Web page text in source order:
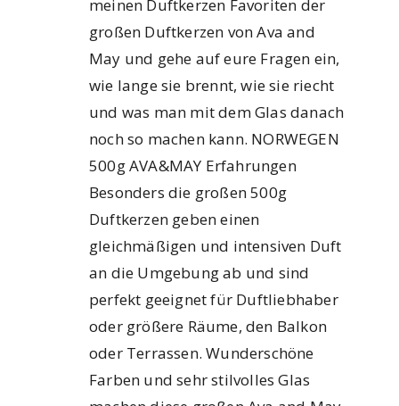
meinen Duftkerzen Favoriten der
großen Duftkerzen von Ava and
May und gehe auf eure Fragen ein,
wie lange sie brennt, wie sie riecht
und was man mit dem Glas danach
noch so machen kann. NORWEGEN
500g AVA&MAY Erfahrungen
Besonders die großen 500g
Duftkerzen geben einen
gleichmäßigen und intensiven Duft
an die Umgebung ab und sind
perfekt geeignet für Duftliebhaber
oder größere Räume, den Balkon
oder Terrassen. Wunderschöne
Farben und sehr stilvolles Glas